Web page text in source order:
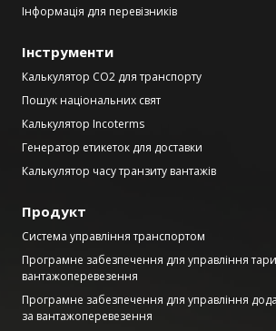
Інформація для перевізників
Інструменти
Калькулятор CO2 для транспорту
Пошук національних свят
Калькулятор Incoterms
Генератор етикеток для доставки
Калькулятор часу транзиту вантажів
Продукт
Система управління транспортом
Програмне забезпечення для управління
вантажоперевезення
Програмне забезпечення для управління
за вантажоперевезення